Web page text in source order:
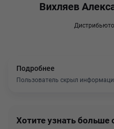
Вихляев
Подробнее
Пользователь скрыл
Хотите узнать больше